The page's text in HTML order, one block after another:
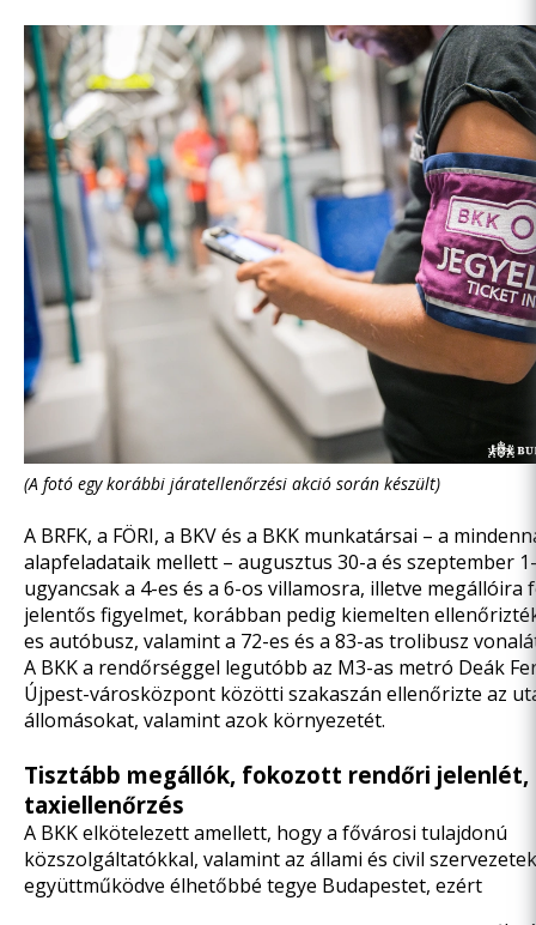
(A fotó egy korábbi járatellenőrzési akció során készült)
A BRFK, a FÖRI, a BKV és a BKK munkatársai – a
alapfeladataik mellett – augusztus 30-a és szeptember
ugyancsaka 4-es és a 6-os villamosra, illetve megállóira
jelentős figyelmet, korábban pedig kiemelten
es autóbusz, valamint a 72-es és a 83-as trolibusz
A BKK a rendőrséggel legutóbb az M3-as metró Deák
Újpest-városközpont közötti szakaszán ellenőrizte az
állomásokat, valamint azok környezetét.
Tisztább megállók, fokozott rendőri jelenlét,
taxiellenőrzés
A BKK elkötelezett amellett, hogy a fővárosi tulajdonú
közszolgáltatókkal, valamint az állami és civil
együttműködve élhetőbbé tegye Budapestet, ezért